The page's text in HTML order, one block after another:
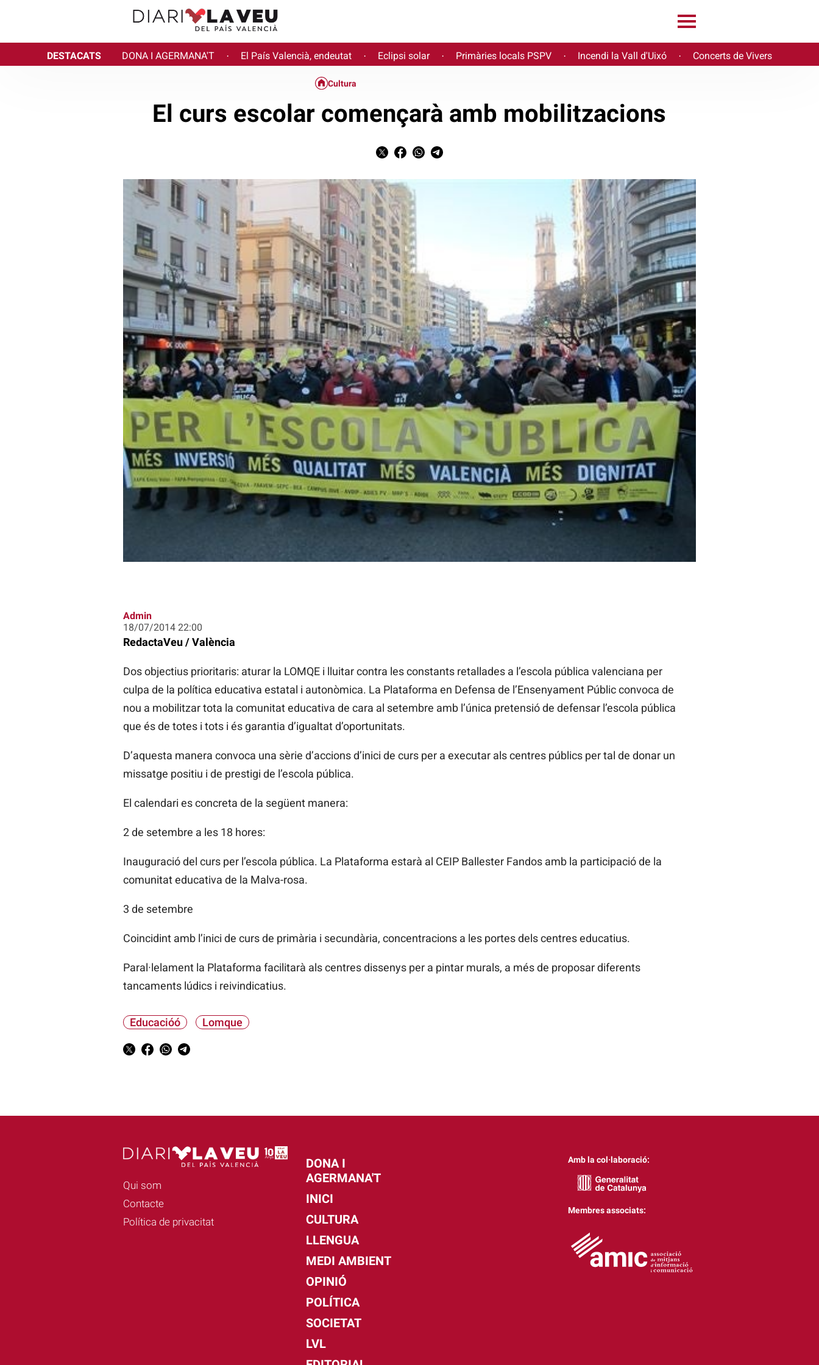
DESTACATS DONA I AGERMANA'T · El País Valencià, endeutat · Eclipsi solar · Primàries locals PSPV · Incendi la Vall d'Uixó · Concerts de Vivers
Cultura
El curs escolar començarà amb mobilitzacions
Admin
18/07/2014 22:00
RedactaVeu / València
Dos objectius prioritaris: aturar la LOMQE i lluitar contra les constants retallades a l’escola pública valenciana per
culpa de la política educativa estatal i autonòmica. La Plataforma en Defensa de l’Ensenyament Públic convoca de
nou a mobilitzar tota la comunitat educativa de cara al setembre amb l’única pretensió de defensar l’escola pública
que és de totes i tots i és garantia d’igualtat d’oportunitats.
D’aquesta manera convoca una sèrie d’accions d’inici de curs per a executar als centres públics per tal de donar un
missatge positiu i de prestigi de l’escola pública.
El calendari es concreta de la següent manera:
2 de setembre a les 18 hores:
Inauguració del curs per l’escola pública. La Plataforma estarà al CEIP Ballester Fandos amb la participació de la
comunitat educativa de la Malva-rosa.
3 de setembre
Coincidint amb l’inici de curs de primària i secundària, concentracions a les portes dels centres educatius.
Paral·lelament la Plataforma facilitarà als centres dissenys per a pintar murals, a més de proposar diferents
tancaments lúdics i reivindicatius.
Educacióó Lomque
Qui som
Contacte
Política de privacitat
DONA I
AGERMANA'T
INICI
CULTURA
LLENGUA
MEDI AMBIENT
OPINIÓ
POLÍTICA
SOCIETAT
LVL
Amb la col·laboració:
Membres associats: